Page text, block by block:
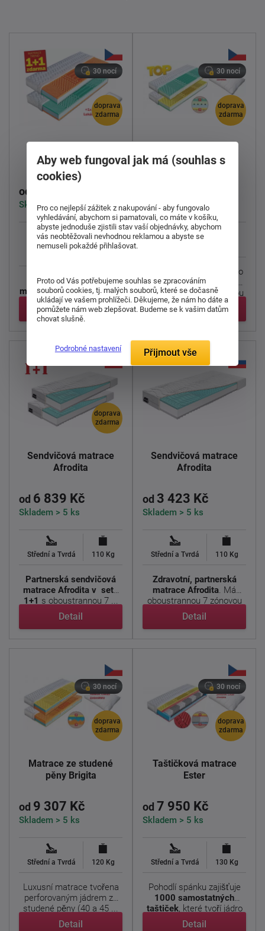
doprava
zdarma
30 nocí
Malaga
od
Skladem > 5 ks
Střední a Tvrdá 130 Kg
Kvalitnísedmizónová
matrace, jejíž nosné vrstvy
tvoří kombinace ...
Detail
doprava
zdarma
30 nocí
Korfu
Skladem > 5 ks
Jádro matrace je tvořeno
kombinací desek dvou
studených pěn s odlišnou
...
Detail
doprava
zdarma
Sendvičová matrace
Afrodita
od 6 839 Kč
Skladem > 5 ks
Střední a Tvrdá 110 Kg
Partnerská sendvičová
matrace Afrodita v setu
1+1 s oboustrannou 7 ...
Detail
Sendvičová matrace
Afrodita
od 3 423 Kč
Skladem > 5 ks
Střední a Tvrdá 110 Kg
Zdravotní, partnerská
matrace Afrodita. Má
oboustrannou 7 zónovou
...
Detail
doprava
zdarma
30 nocí
Matrace ze studené
pěny Brigita
od 9 307 Kč
Skladem > 5 ks
Střední a Tvrdá 120 Kg
Luxusní matrace tvořena
perforovaným jádrem ze
studené pěny (40 a 45 ...
Detail
doprava
zdarma
30 nocí
Taštičková matrace
Ester
od 7 950 Kč
Skladem > 5 ks
Střední a Tvrdá 130 Kg
Pohodlí spánku zajišťuje
1000 samostatných
taštiček, které tvoří jádro
...
Detail
Aby web fungoval jak má (souhlas s
cookies)
Pro co nejlepší zážitek z nakupování - aby fungovalo
vyhledávání, abychom si pamatovali, co máte v košíku,
abyste jednoduše zjistili stav vaší objednávky, abychom
vás neobtěžovali nevhodnou reklamou a abyste se
nemuseli pokaždé přihlašovat.
Proto od Vás potřebujeme souhlas se zpracováním
souborů cookies, tj. malých souborů, které se dočasně
ukládají ve vašem prohlížeči. Děkujeme, že nám ho dáte a
pomůžete nám web zlepšovat. Budeme se k vašim datům
chovat slušně.
Podrobné nastavení Přijmout vše